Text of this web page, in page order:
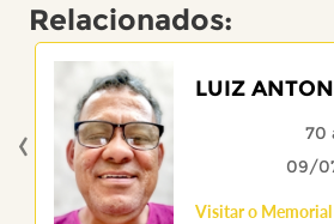
Relacionados:
LUIZ
70
09/
Visitar o Memorial
‹